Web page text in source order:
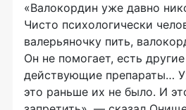
«Валокордин уже давно
Чисто психологически
валерьяночку пить,
Он не помогает, есть
действующие препараты…
это раньше их не было. И